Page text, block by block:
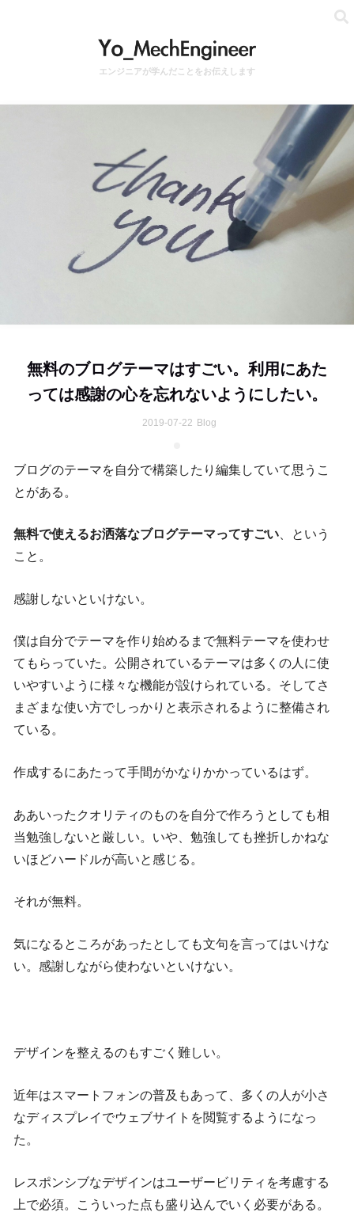
エンジニアが学んだことをお伝えします
無料のブログテーマはすごい。利用にあた
っては感謝の心を忘れないようにしたい。
2019-07-22 Blog
ブログのテーマを自分で構築したり編集していて思うこ
とがある。
無料で使えるお洒落なブログテーマってすごい 、という
こと。
感謝しないといけない。
僕は自分でテーマを作り始めるまで無料テーマを使わせ
てもらっていた。公開されているテーマは多くの人に使
いやすいように様々な機能が設けられている。そしてさ
まざまな使い方でしっかりと表示されるように整備され
ている。
作成するにあたって手間がかなりかかっているはず。
ああいったクオリティのものを自分で作ろうとしても相
当勉強しないと厳しい。いや、勉強しても挫折しかねな
いほどハードルが高いと感じる。
それが無料。
気になるところがあったとしても文句を言ってはいけな
い。感謝しながら使わないといけない。
デザインを整えるのもすごく難しい。
近年はスマートフォンの普及もあって、多くの人が小さ
なディスプレイでウェブサイトを閲覧するようになっ
た。
レスポンシブなデザインはユーザービリティを考慮する
上で必須。こういった点も盛り込んでいく必要がある。